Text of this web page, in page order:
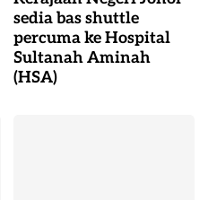
sedia bas shuttle
percuma ke Hospital
Sultanah Aminah
(HSA)